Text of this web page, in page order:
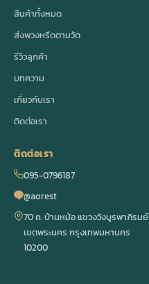
สินค้าทั้งหมด
ส่งพวงหรีดตามวัด
รีวิวลูกค้า
บทความ
เกี่ยวกับเรา
ติดต่อเรา
ติดต่อเรา
095-0796187
@aorest
70 ถ. บ้านหม้อ แขวงวังบูรพาภิรมย์
เขตพระนคร กรุงเทพมหานคร
10200